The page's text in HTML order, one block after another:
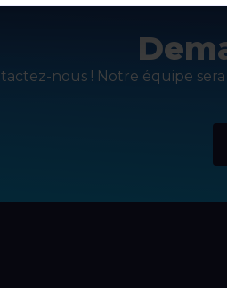
nous ! Notre équipe